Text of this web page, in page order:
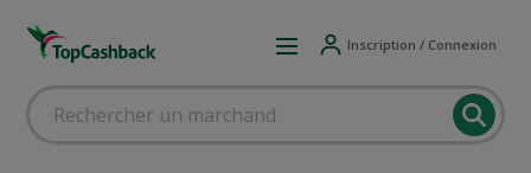
Inscription / Connexion